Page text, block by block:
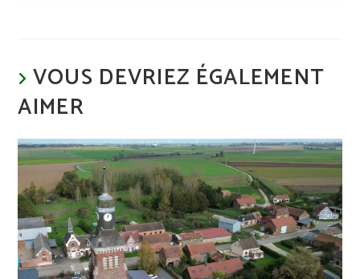
VOUS DEVRIEZ ÉGALEMENT
AIMER